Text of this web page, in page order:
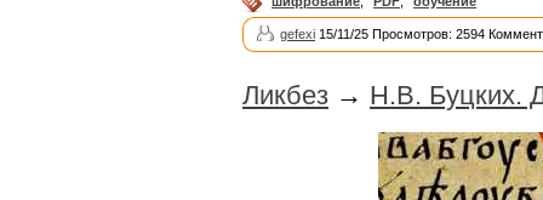
gefexi 15/11/25 Просмотров: 2594
Ликбез → Н.В. Буцких.